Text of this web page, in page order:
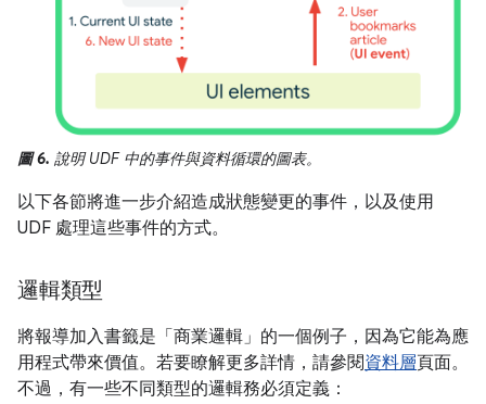
圖 6. 說明 UDF 中的事件與資料循環的圖表。
以下各節將進一步介紹造成狀態變更的事件，以及使用
UDF 處理這些事件的方式。
邏輯類型
將報導加入書籤是「商業邏輯」 的一個例子，因為它能為應
用程式帶來價值。若要瞭解更多詳情，請參閱資料層頁面。
不過，有一些不同類型的邏輯務必須定義：